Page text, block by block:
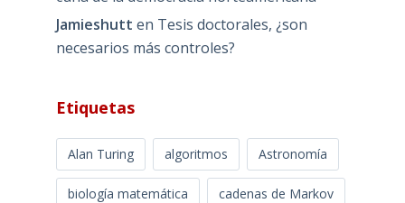
Jamieshutt en Tesis doctorales, ¿son
necesarios más controles?
Etiquetas
Alan Turing algoritmos Astronomía
biología matemática cadenas de Markov